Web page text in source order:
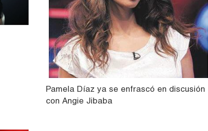
Pamela Díaz ya se enfrascó en discusión
con Angie Jibaba